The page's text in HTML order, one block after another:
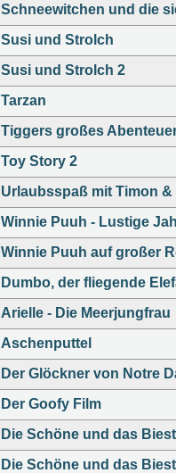
Schneewitchen und die
Susi und Strolch
Susi und Strolch 2
Tarzan
Tiggers großes
Toy Story 2
Urlaubsspaß mit Timon &
Winnie Puuh - Lustige
Winnie Puuh auf großer
Dumbo, der fliegende
Arielle - Die Meerjungfrau
Aschenputtel
Der Glöckner von Notre
Der Goofy Film
Die Schöne und das
Die Schöne und das